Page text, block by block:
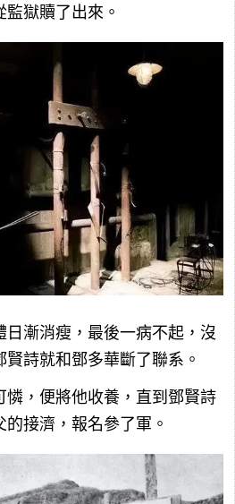
獄贖了出來。
漸消瘦，最後一病不起，沒
詩就和鄧多華斷了聯系。
憐，便將他收養，直到鄧賢詩
接濟，報名參了軍。